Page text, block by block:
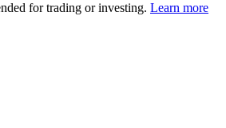
for trading or investing. Learn more